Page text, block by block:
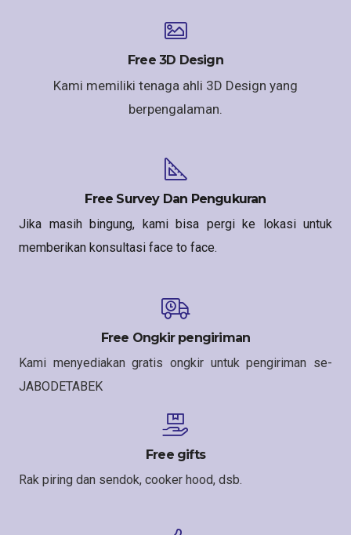
Free 3D Design
Kami memiliki tenaga ahli 3D Design yang
berpengalaman.
Free Survey Dan Pengukuran
Jika masih bingung, kami bisa pergi ke lokasi untuk
memberikan konsultasi face to face.
Free Ongkir pengiriman
Kami menyediakan gratis ongkir untuk pengiriman se-
JABODETABEK
Free gifts
Rak piring dan sendok, cooker hood, dsb.